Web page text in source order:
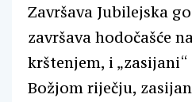
Završava Jubilejska
završava hodočašće
krštenjem, i
Božjom riječju,